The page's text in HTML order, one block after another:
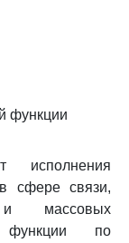
функции
исполнения
сфере связи,
и массовых
функции по